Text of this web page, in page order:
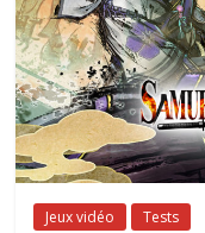
Jeux vidéo Tests